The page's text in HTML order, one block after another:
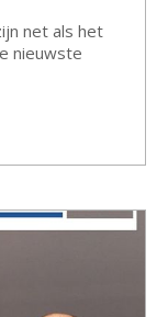
net als het
nieuwste